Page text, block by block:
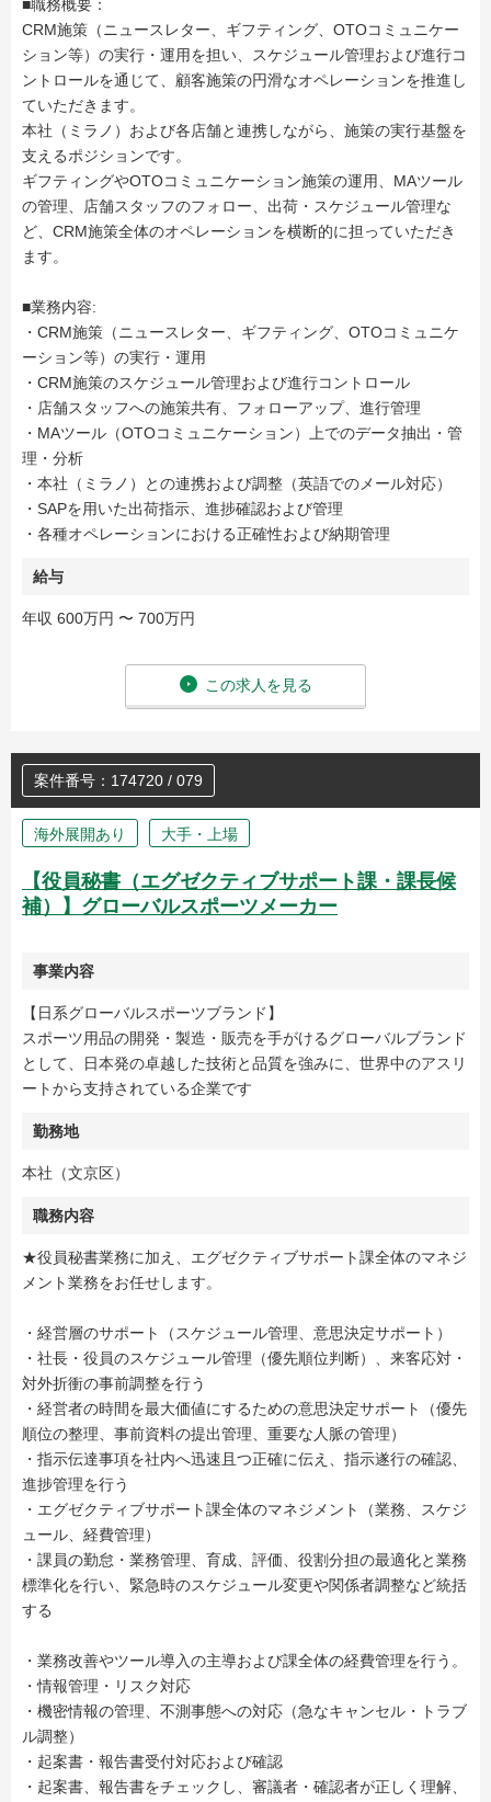
■職務概要：
CRM施策（ニュースレター、ギフティング、OTOコミュニケー
ション等）の実行・運用を担い、スケジュール管理および進行コ
ントロールを通じて、顧客施策の円滑なオペレーションを推進し
ていただきます。
本社（ミラノ）および各店舗と連携しながら、施策の実行基盤を
支えるポジションです。
ギフティングやOTOコミュニケーション施策の運用、MAツール
の管理、店舗スタッフのフォロー、出荷・スケジュール管理な
ど、CRM施策全体のオペレーションを横断的に担っていただき
ます。
■業務内容:
・CRM施策（ニュースレター、ギフティング、OTOコミュニケ
ーション等）の実行・運用
・CRM施策のスケジュール管理および進行コントロール
・店舗スタッフへの施策共有、フォローアップ、進行管理
・MAツール（OTOコミュニケーション）上でのデータ抽出・管
理・分析
・本社（ミラノ）との連携および調整（英語でのメール対応）
・SAPを用いた出荷指示、進捗確認および管理
・各種オペレーションにおける正確性および納期管理
給与
年収 600万円 〜 700万円
この求人を見る
案件番号：174720 / 079
海外展開あり 大手・上場
【役員秘書（エグゼクティブサポート課・課長候
補）】グローバルスポーツメーカー
事業内容
【日系グローバルスポーツブランド】
スポーツ用品の開発・製造・販売を手がけるグローバルブランド
として、日本発の卓越した技術と品質を強みに、世界中のアスリ
ートから支持されている企業です
勤務地
本社（文京区）
職務内容
★役員秘書業務に加え、エグゼクティブサポート課全体のマネジ
メント業務をお任せします。
・経営層のサポート（スケジュール管理、意思決定サポート）
・社⾧・役員のスケジュール管理（優先順位判断）、来客応対・
対外折衝の事前調整を行う
・経営者の時間を最大価値にするための意思決定サポート（優先
順位の整理、事前資料の提出管理、重要な人脈の管理）
・指示伝達事項を社内へ迅速且つ正確に伝え、指示遂行の確認、
進捗管理を行う
・エグゼクティブサポート課全体のマネジメント（業務、スケジ
ュール、経費管理）
・課員の勤怠・業務管理、育成、評価、役割分担の最適化と業務
標準化を行い、緊急時のスケジュール変更や関係者調整など統括
する
・業務改善やツール導入の主導および課全体の経費管理を行う。
・情報管理・リスク対応
・機密情報の管理、不測事態への対応（急なキャンセル・トラブ
ル調整）
・起案書・報告書受付対応および確認
・起案書、報告書をチェックし、審議者・確認者が正しく理解、